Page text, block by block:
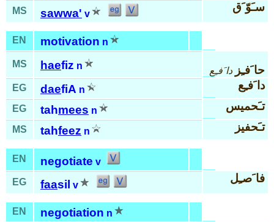
MS
sawwa' v
سـَوّ َق
EN motivation n
MS haefiz n حا َفـِز دا َفـِع
EG
daefiA n دا َفـِع
EG tahmees n تـَحميس
MS tahfeez n تـَحفيز
EN negotiate v
EG
faasil v
فا َصـِل
EN negotiation n